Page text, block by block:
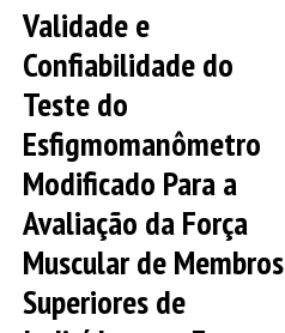
Validade e
Confiabilidade do
Teste do
Esfigmomanômetro
Modificado Para a
Avaliação da Força
Muscular de Membros
Superiores de